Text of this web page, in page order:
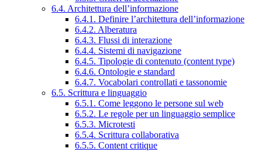
6.4. Architettura dell’informazione
6.4.1. Definire l’architettura dell’informazione
6.4.2. Alberatura
6.4.3. Flussi di interazione
6.4.4. Sistemi di navigazione
6.4.5. Tipologie di contenuto (content type)
6.4.6. Ontologie e standard
6.4.7. Vocabolari controllati e tassonomie
6.5. Scrittura e linguaggio
6.5.1. Come leggono le persone sul web
6.5.2. Le regole per un linguaggio semplice
6.5.3. Microtesti
6.5.4. Scrittura collaborativa
6.5.5. Content critique